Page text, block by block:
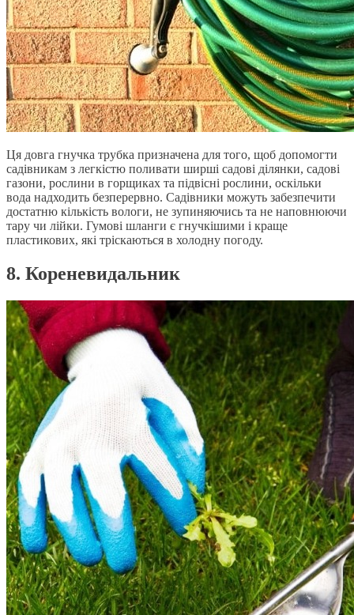
Ця довга гнучка трубка призначена для того, щоб допомогти
садівникам з легкістю поливати ширші садові ділянки, садові
газони, рослини в горщиках та підвісні рослини, оскільки
вода надходить безперервно. Садівники можуть забезпечити
достатню кількість вологи, не зупиняючись та не наповнюючи
тару чи лійки. Гумові шланги є гнучкішими і краще
пластикових, які тріскаються в холодну погоду.
8. Кореневидальник